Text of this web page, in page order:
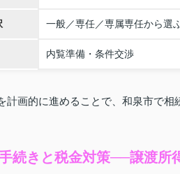
一般／専任／専属専任から選
内覧準備・条件交渉
計画的に進めることで、和泉市で
続きと税金対策──譲渡所